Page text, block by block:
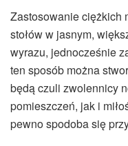
Zastosowanie ciężkich
stołów w jasnym,
wyrazu, jednocześnie
ten sposób można
będą czuli zwolennicy
pomieszczeń, jak i
pewno spodoba się